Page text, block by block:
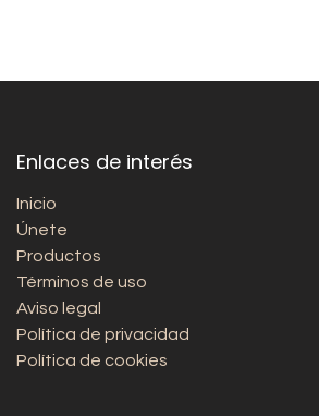
Enlaces de interés
Inicio
Únete
Productos
Términos de uso
Aviso legal
Política de privacidad
Política de cookies